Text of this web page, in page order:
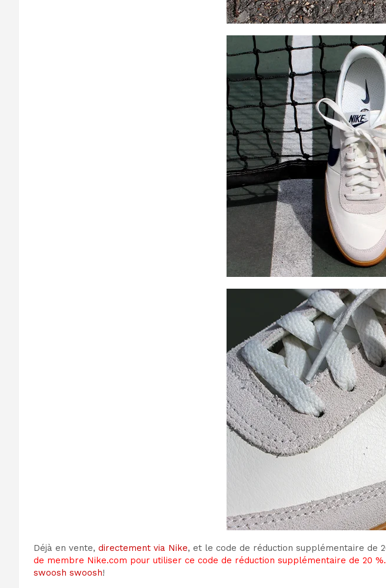
Déjà en vente, directement via Nike, et le code de réduction supplémentaire de
de membre Nike.com pour utiliser ce code de réduction supplémentaire de 20 %.
swoosh swoosh!